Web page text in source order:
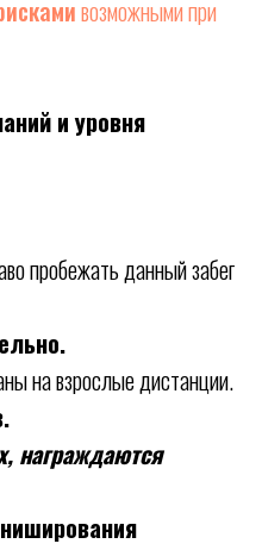
возможными при
и уровня
пробежать данный забег
на взрослые дистанции.
награждаются